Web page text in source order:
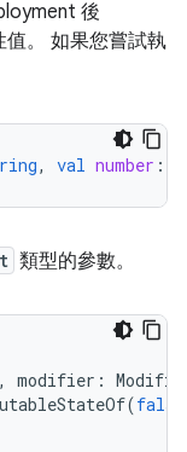
後
。 如果您嘗試執
, val number :
類型的參數。
, modifier :
(false